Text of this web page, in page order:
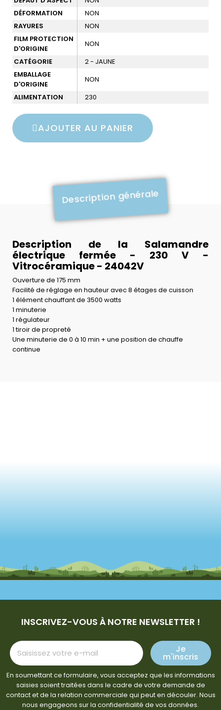
DÉFORMATION
NON
RAYURES
NON
FILM PROTECTION
D'ORIGINE
NON
CATÉGORIE
2 - JAUNE
EMBALLAGE
D'ORIGINE
NON
ALIMENTATION
230
AJOUTER AU PANIER
Description générale
Description de la Salamandre
électrique fermée - 230 V -
Vitrocéramique - 24042V
Ouverture de 175 mm
Facilité de réglage en hauteur avec 8 étages de cuisson
1 élément chauffant de 3500 watts
1 minuterie
1 régulateur
1 tiroir de propreté
Une minuterie de 0 à 10 min + une position de chauffe
continue
INSCRIVEZ-VOUS À NOTRE NEWSLETTER !
Je
m'inscris
En soumettant ce formulaire, vous acceptez que les informations
saisies soient traitées dans le cadre de votre demande de
contact et de la relation commerciale qui peut en découler. Nous
nous engageons sur la confidentialité de vos données.